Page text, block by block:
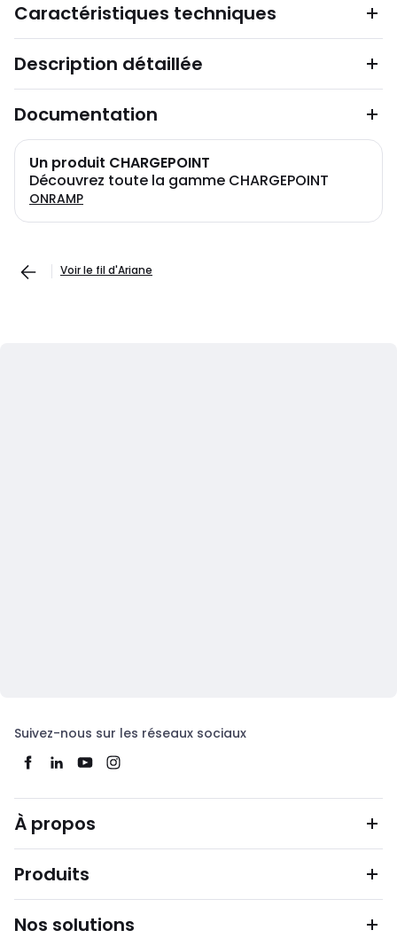
Caractéristiques techniques
Description détaillée
Documentation
Un produit CHARGEPOINT
Découvrez toute la gamme CHARGEPOINT
ONRAMP
Voir le fil d'Ariane
Suivez-nous sur les réseaux sociaux
À propos
Produits
Nos solutions